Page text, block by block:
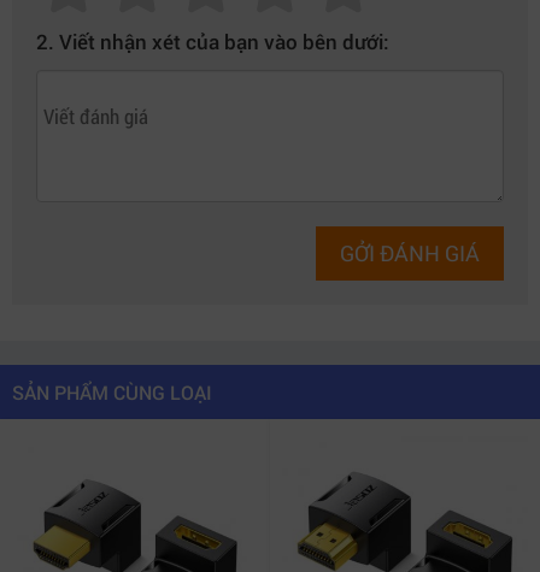
2. Viết nhận xét của bạn vào bên dưới:
GỞI ĐÁNH GIÁ
SẢN PHẨM CÙNG LOẠI